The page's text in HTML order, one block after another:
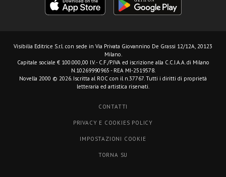
Visibilia Editrice S.r.l. con sede in Via Privata Giovannino De Grassi 12/12A, 20123
Milano.
Capitale sociale € 100.000,00 I.V. - C.F./P.IVA ed iscrizione alla C.C.I.A.A. di Milano
N.10269990965 - REA MI-2519578.
Novella 2000 © 2026. Iscritta al ROC con il n.37767. Tutti i diritti di proprietà
letteraria ed artistica riservati.
CONTATTI
PRIVACY E COOKIES POLICY
IMPOSTAZIONI COOKIE
TORNA SU